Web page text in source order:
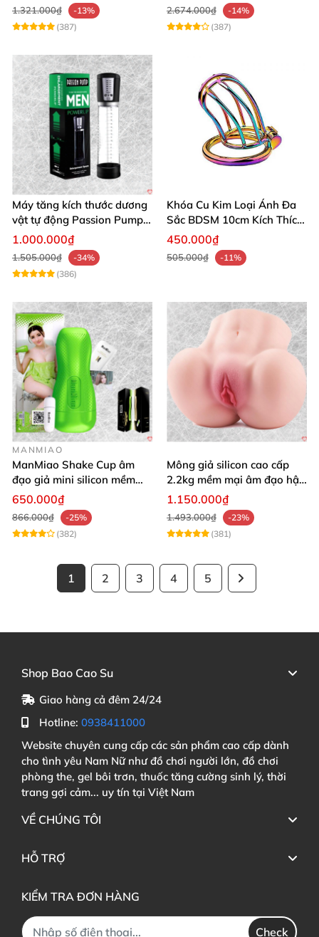
1.321.000₫
-13%
(387)
2.674.000₫
-14%
(387)
Máy tăng kích thước dương
vật tự động Passion Pump
sạc tiện lợi
1.000.000₫
1.505.000₫
-34%
(386)
Khóa Cu Kim Loại Ánh Đa
Sắc BDSM 10cm Kích Thích
Cao
450.000₫
505.000₫ -11%
MANMIAO
ManMiao Shake Cup âm
đạo giả mini silicon mềm
mại kích thích mạnh
650.000₫
866.000₫
-25%
(382)
Mông giả silicon cao cấp
2.2kg mềm mại âm đạo hậu
môn khít
1.150.000₫
1.493.000₫
-23%
(381)
1 2 3 4 5
Shop Bao Cao Su
Giao hàng cả đêm 24/24
Hotline: 0938411000
Website chuyên cung cấp các sản phẩm cao cấp dành
cho tình yêu Nam Nữ như đồ chơi người lớn, đồ chơi
phòng the, gel bôi trơn, thuốc tăng cường sinh lý, thời
trang gợi cảm... uy tín tại Việt Nam
VỀ CHÚNG TÔI
HỖ TRỢ
KIỂM TRA ĐƠN HÀNG
Check